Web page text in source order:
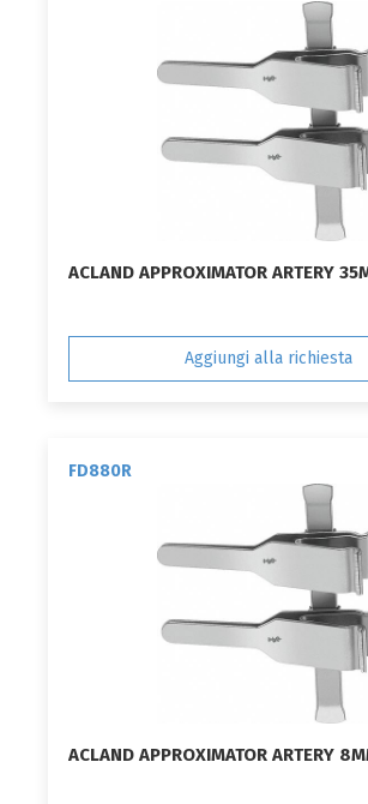
ACLAND APPROXIMATOR ARTERY
Aggiungi alla richiesta
FD880R
ACLAND APPROXIMATOR ARTERY